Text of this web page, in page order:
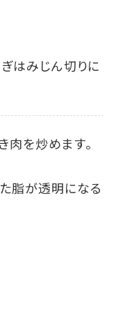
はみじん切りに
肉を炒めます。
脂が透明になる